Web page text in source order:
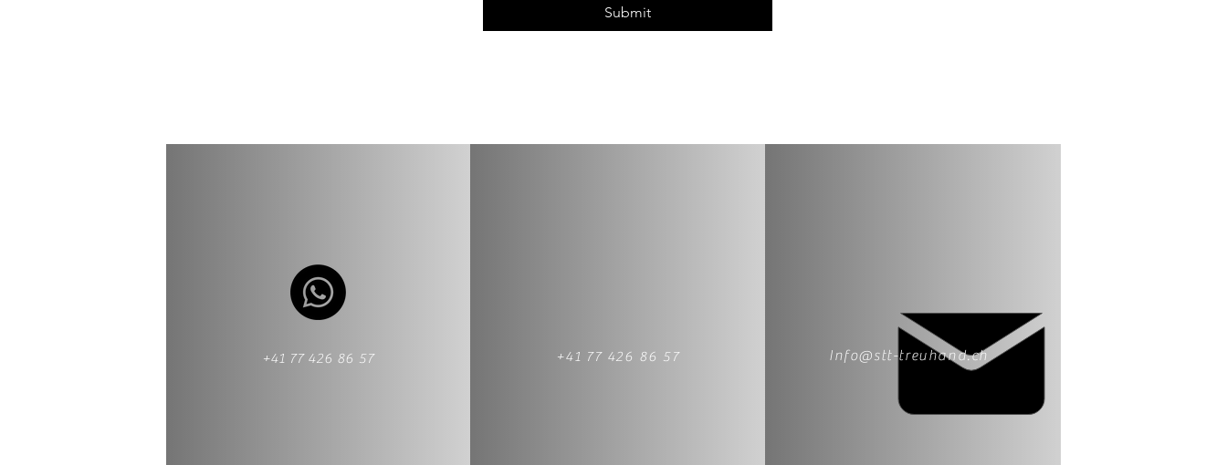
Submit
+41 77 426 86 57 +41 77 426 86 57 Info@stt-treuhand.ch